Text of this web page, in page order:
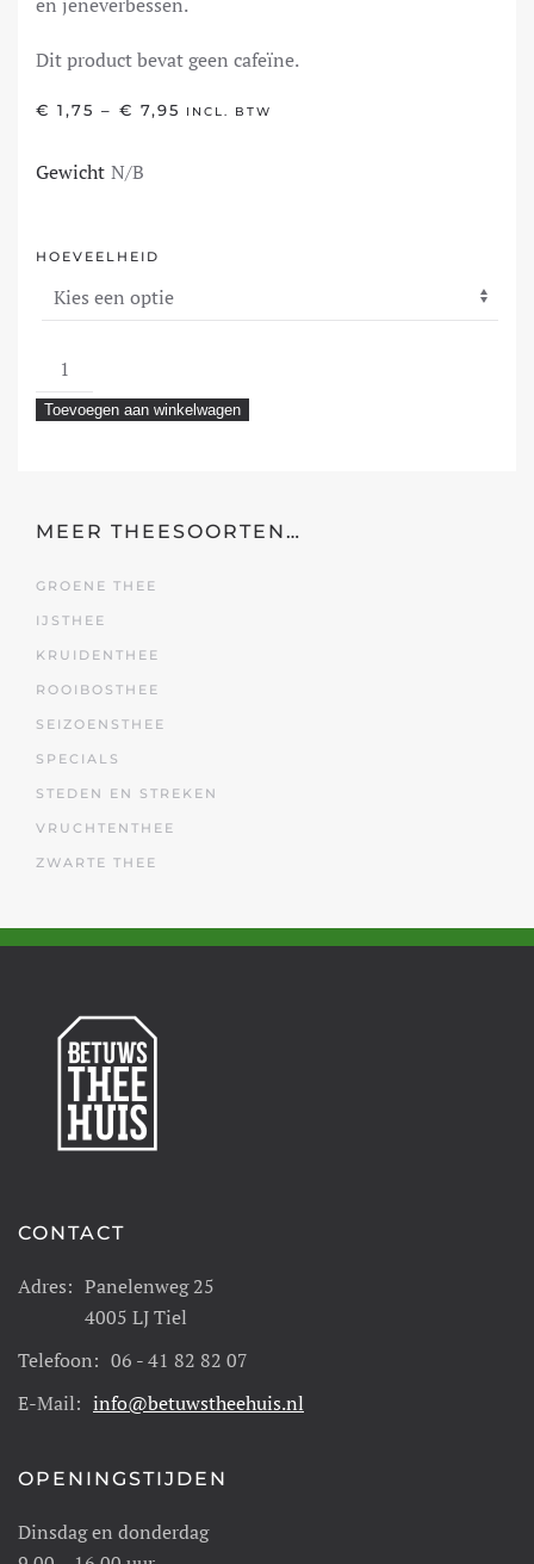
Dit product bevat geen cafeïne.
€ 1,75 – € 7,95 PRIJSKLASSE:
INCL. BTW
Gewicht N/B
HOEVEELHEID
Anijs
Mix
aantal
Toevoegen aan winkelwagen
MEER THEESOORTEN…
GROENE THEE
IJSTHEE
KRUIDENTHEE
ROOIBOSTHEE
SEIZOENSTHEE
SPECIALS
STEDEN EN STREKEN
VRUCHTENTHEE
ZWARTE THEE
CONTACT
Adres: Panelenweg 25
4005 LJ Tiel
Telefoon: 06 - 41 82 82 07
E-Mail: info@betuwstheehuis.nl
OPENINGSTIJDEN
Dinsdag en donderdag